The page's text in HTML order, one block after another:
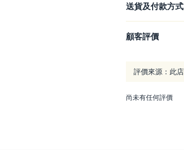
送貨及付款方式
顧客評價
尚未有任何評價